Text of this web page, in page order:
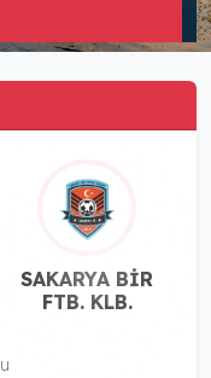
SAKARYA BİR
FTB. KLB.